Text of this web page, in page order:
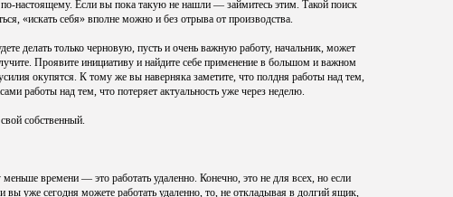
настоящему. Если вы пока такую не нашли — займитесь этим. Такой поиск
«искать себя» вполне можно и без отрыва от производства.
делать только черновую, пусть и очень важную работу, начальник, может
Проявите инициативу и найдите себе применение в большом и важном
окупятся. К тому же вы наверняка заметите, что полдня работы над тем,
работы над тем, что потеряет актуальность уже через неделю.
собственный.
времени — это работать удаленно. Конечно, это не для всех, но если
вы уже сегодня можете работать удаленно, то, не откладывая в долгий ящик,